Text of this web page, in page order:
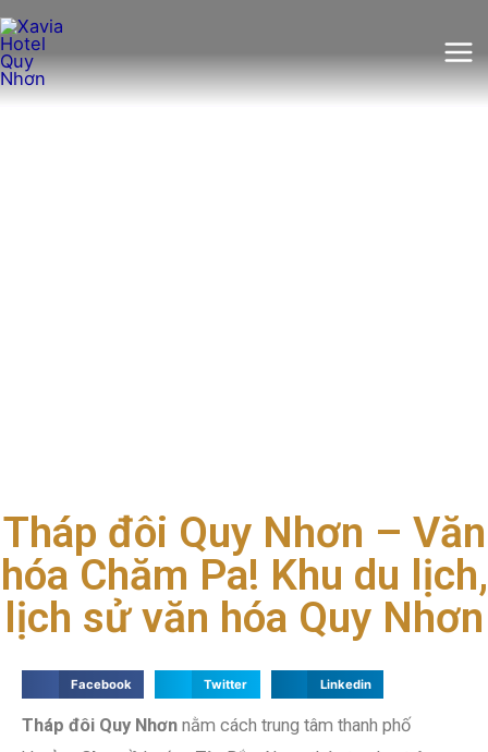
Tháp đôi Quy Nhơn – Văn
hóa Chăm Pa! Khu du lịch,
lịch sử văn hóa Quy Nhơn
Facebook Twitter Linkedin
Tháp đôi Quy Nhơn nằm cách trung tâm thanh phố